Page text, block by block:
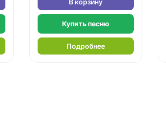
Купить песню
Подробнее